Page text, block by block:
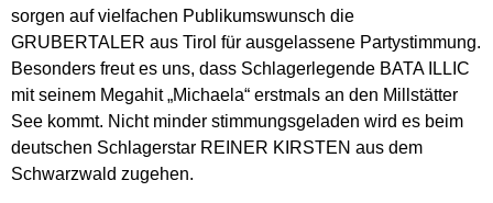
sorgen auf vielfachen Publikumswunsch die
GRUBERTALER aus Tirol für ausgelassene Partystimmung.
Besonders freut es uns, dass Schlagerlegende BATA ILLIC
mit seinem Megahit „Michaela“ erstmals an den Millstätter
See kommt. Nicht minder stimmungsgeladen wird es beim
deutschen Schlagerstar REINER KIRSTEN aus dem
Schwarzwald zugehen.